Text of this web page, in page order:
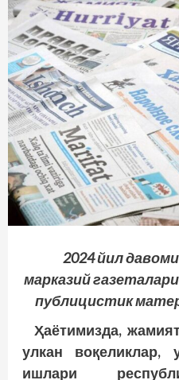
2024 йил
марказий
публицистик
Ҳаётимизда,
улкан воқеликлар,
ишлари